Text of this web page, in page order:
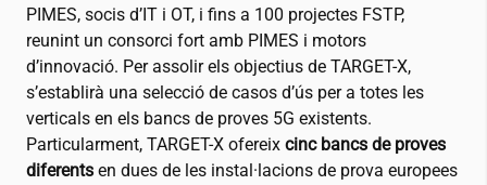
PIMES, socis d’IT i OT, i fins a 100 projectes FSTP,
reunint un consorci fort amb PIMES i motors
d’innovació. Per assolir els objectius de TARGET-X,
s’establirà una selecció de casos d’ús per a totes les
verticals en els bancs de proves 5G existents.
Particularment, TARGET-X ofereix cinc bancs de proves
diferents en dues de les instal·lacions de prova europees